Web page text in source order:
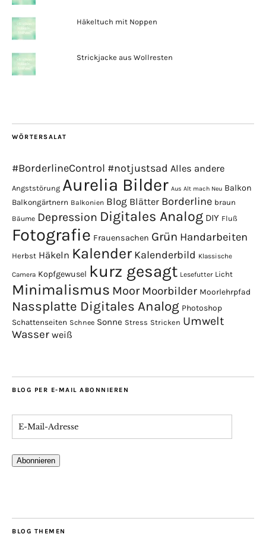
Häkeltuch mit Noppen
Strickjacke aus Wollresten
WÖRTERSALAT
#BorderlineControl #notjustsad Alles andere
Angststörung Aurelia Bilder Aus Alt mach Neu Balkon
Balkongärtnern Balkonien Blog Blätter Borderline braun
Bäume Depression Digitales Analog DIY Fluß
Fotografie Frauensachen Grün Handarbeiten
Herbst Häkeln Kalender Kalenderbild Klassische
Camera Kopfgewusel kurz gesagt Lesefutter Licht
Minimalismus Moor Moorbilder Moorlehrpfad
Nassplatte Digitales Analog Photoshop
Schattenseiten Schnee Sonne Stress Stricken Umwelt
Wasser weiß
BLOG PER E-MAIL ABONNIEREN
Abonnieren
BLOG THEMEN